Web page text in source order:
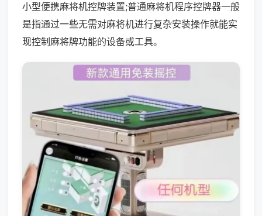
小型便携麻将机控牌装置;普通麻将机程序控牌器一般
是指通过一些无需对麻将机进行复杂安装操作就能实
现控制麻将牌功能的设备或工具。